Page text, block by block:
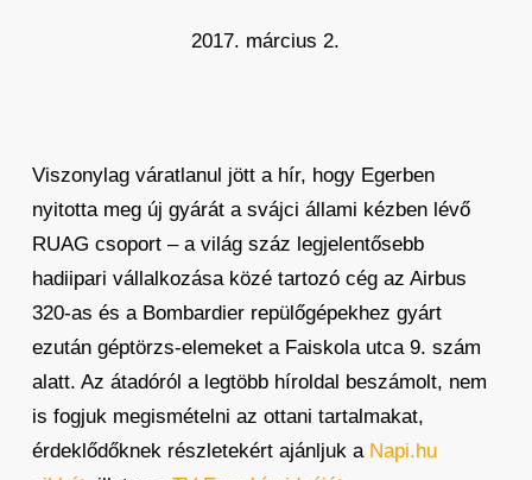
2017. március 2.
Viszonylag váratlanul jött a hír, hogy Egerben
nyitotta meg új gyárát a svájci állami kézben lévő
RUAG csoport – a világ száz legjelentősebb
hadiipari vállalkozása közé tartozó cég az Airbus
320-as és a Bombardier repülőgépekhez gyárt
ezután géptörzs-elemeket a Faiskola utca 9. szám
alatt. Az átadóról a legtöbb híroldal beszámolt, nem
is fogjuk megismételni az ottani tartalmakat,
érdeklődőknek részletekért ajánljuk a Napi.hu